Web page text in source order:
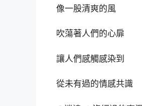
像一股清爽的風
吹蕩著人們的心扉
讓人們感觸感染到
從未有過的情感共識